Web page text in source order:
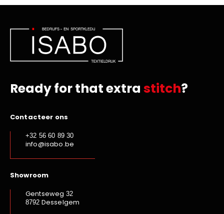
Ready for that extra stitch?
Contacteer ons
+32 56 60 89 30
info@isabo.be
Showroom
Gentseweg 32
8792 Desselgem